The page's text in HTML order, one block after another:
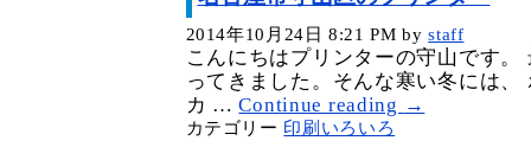
2014年10月24日 8:21 PM by staff
こんにちはプリンターの守山です
ってきました。そんな寒い冬には
カ …Continue reading →
カテゴリー 印刷いろいろ